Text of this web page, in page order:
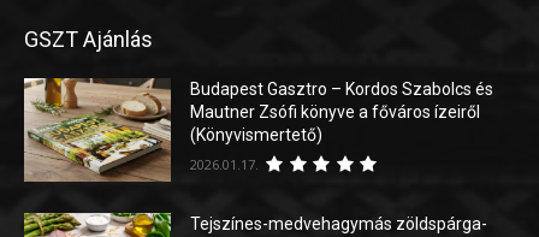
GSZT Ajánlás
Budapest Gasztro – Kordos Szabolcs és
Mautner Zsófi könyve a főváros ízeiről
(Könyvismertető)
2026.01.17.
Tejszínes-medvehagymás zöldspárga-